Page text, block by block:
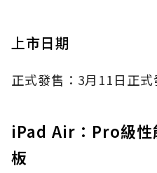
上市日期
正式發售：3月11日正式
iPad Air：Pro級性
板